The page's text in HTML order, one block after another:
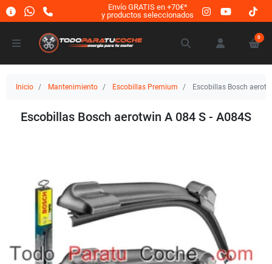
Envío GRATIS en +70€*
y productos seleccionados
0
Inicio Mantenimiento Escobillas Premium Escobillas Bosch
Escobillas Bosch aerotwin A 084 S - A084S